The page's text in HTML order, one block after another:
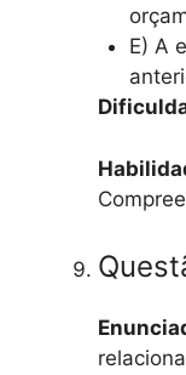
E) A